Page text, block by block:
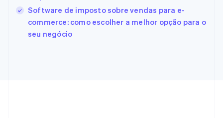
Software de imposto sobre vendas para e-
commerce: como escolher a melhor opção para o
seu negócio
Finlândia
EnglishSvenska
França
FrançaisEnglish